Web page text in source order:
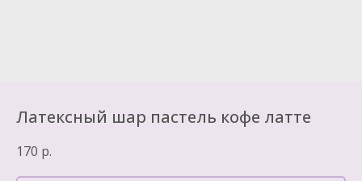
Латексный шар пастель кофе латте
170 р.